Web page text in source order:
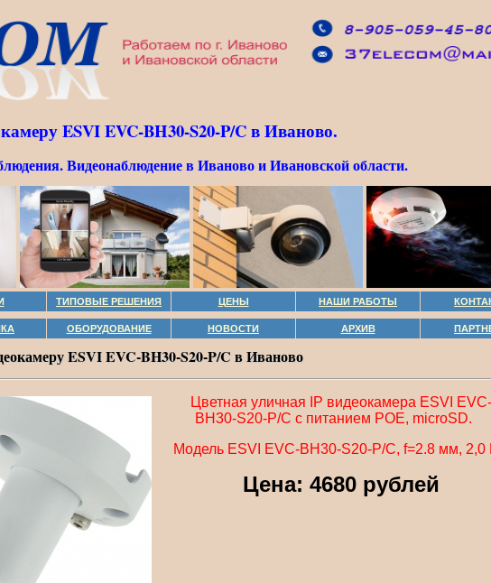
ESVI EVC-BH30-S20-P/C в Иваново.
Видеонаблюдение в Иваново и Ивановской области.
ТИПОВЫЕ РЕШЕНИЯ ЦЕНЫ НАШИ РАБОТЫ
ОБОРУДОВАНИЕ НОВОСТИ АРХИВ
ESVI EVC-BH30-S20-P/C в Иваново
Цветная уличная IP видеокамера ESVI EVC-
BH30-S20-P/C с питанием POE, microSD.
Модель ESVI EVC-BH30-S20-P/C, f=2.8 мм, 2,0
Цена: 4680 рублей